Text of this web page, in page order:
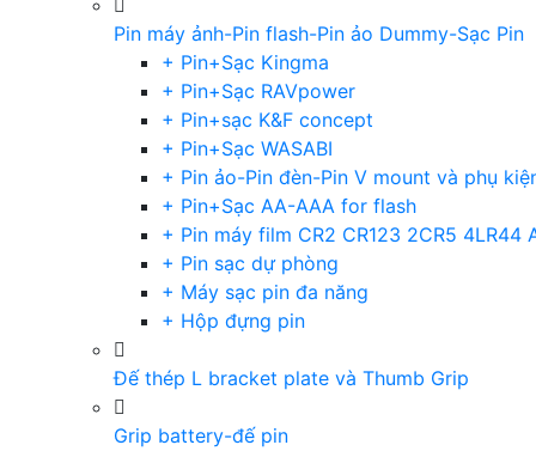
Pin máy ảnh-Pin flash-Pin ảo Dummy-Sạc Pin
+ Pin+Sạc Kingma
+ Pin+Sạc RAVpower
+ Pin+sạc K&F concept
+ Pin+Sạc WASABI
+ Pin ảo-Pin đèn-Pin V mount và phụ
+ Pin+Sạc AA-AAA for flash
+ Pin máy film CR2 CR123 2CR5 4LR44
+ Pin sạc dự phòng
+ Máy sạc pin đa năng
+ Hộp đựng pin
Đế thép L bracket plate và Thumb Grip
Grip battery-đế pin